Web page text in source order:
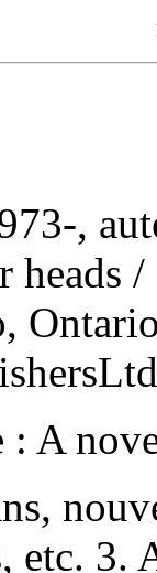
,
heads /
: A
etc.